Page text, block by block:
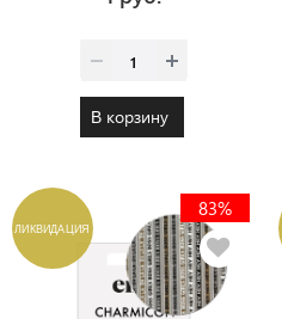
В корзину
ЛИКВИДАЦИЯ
83%